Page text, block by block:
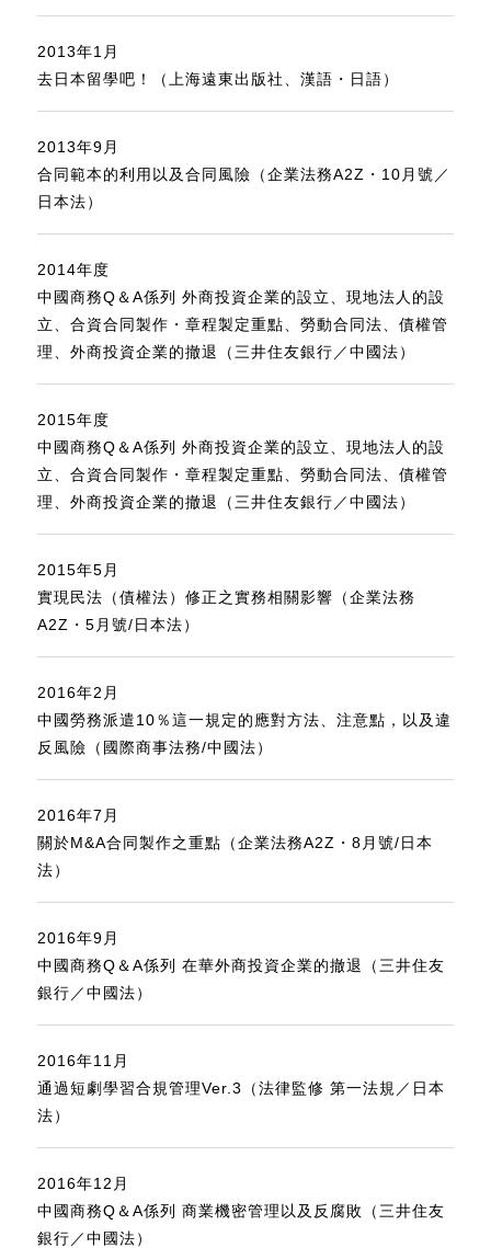
2013年1月
去日本留學吧！（上海遠東出版社、漢語・日語）
2013年9月
合同範本的利用以及合同風險（企業法務A2Z・10月號／
日本法）
2014年度
中國商務Q＆A係列 外商投資企業的設立、現地法人的設
立、合資合同製作・章程製定重點、勞動合同法、債權管
理、外商投資企業的撤退（三井住友銀行／中國法）
2015年度
中國商務Q＆A係列 外商投資企業的設立、現地法人的設
立、合資合同製作・章程製定重點、勞動合同法、債權管
理、外商投資企業的撤退（三井住友銀行／中國法）
2015年5月
實現民法（債權法）修正之實務相關影響（企業法務
A2Z・5月號/日本法）
2016年2月
中國勞務派遣10％這一規定的應對方法、注意點，以及違
反風險（國際商事法務/中國法）
2016年7月
關於M&A合同製作之重點（企業法務A2Z・8月號/日本
法）
2016年9月
中國商務Q＆A係列 在華外商投資企業的撤退（三井住友
銀行／中國法）
2016年11月
通過短劇學習合規管理Ver.3（法律監修 第一法規／日本
法）
2016年12月
中國商務Q＆A係列 商業機密管理以及反腐敗（三井住友
銀行／中國法）